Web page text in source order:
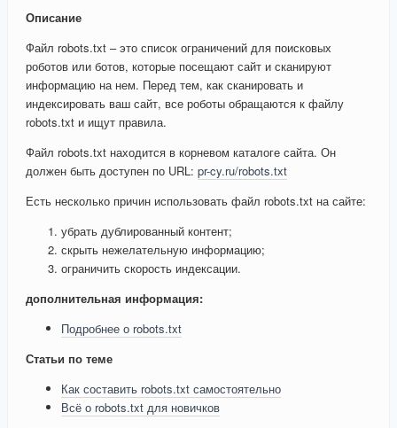
Описание
Файл robots.txt – это список ограничений для поисковых
роботов или ботов, которые посещают сайт и сканируют
информацию на нем. Перед тем, как сканировать и
индексировать ваш сайт, все роботы обращаются к файлу
robots.txt и ищут правила.
Файл robots.txt находится в корневом каталоге сайта. Он
должен быть доступен по URL: pr-cy.ru/robots.txt
Есть несколько причин использовать файл robots.txt на сайте:
убрать дублированный контент;
скрыть нежелательную информацию;
ограничить скорость индексации.
дополнительная информация:
Подробнее о robots.txt
Статьи по теме
Как составить robots.txt самостоятельно
Всё о robots.txt для новичков